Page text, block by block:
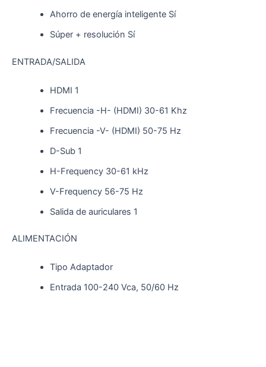
Ahorro de energía inteligente Sí
Súper + resolución Sí
ENTRADA/SALIDA
HDMI 1
Frecuencia -H- (HDMI) 30-61 Khz
Frecuencia -V- (HDMI) 50-75 Hz
D-Sub 1
H-Frequency 30-61 kHz
V-Frequency 56-75 Hz
Salida de auriculares 1
ALIMENTACIÓN
Tipo Adaptador
Entrada 100-240 Vca, 50/60 Hz